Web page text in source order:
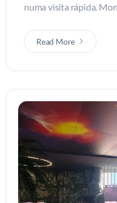
numa visita rápida.
Read More